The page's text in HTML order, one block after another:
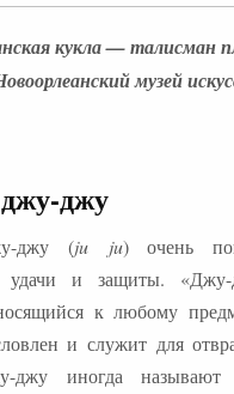
кукла — талисман
музей
джу
джу (ju ju) очень
удачи и защиты.
к любому
и служит для
джу иногда называют